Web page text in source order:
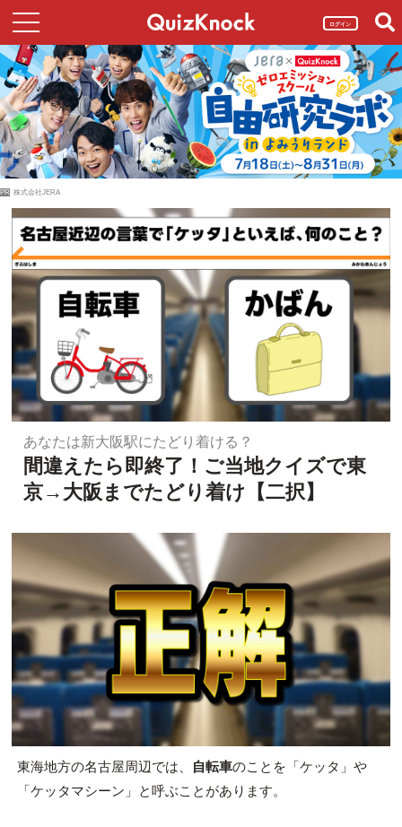
ログイン
PR 株式会社JERA
あなたは新大阪駅にたどり着ける？
間違えたら即終了！ご当地クイズで東
京→大阪までたどり着け【二択】
東海地方の名古屋周辺では、 自転車のことを「ケッタ」や
「ケッタマシーン」と呼ぶことがあります。